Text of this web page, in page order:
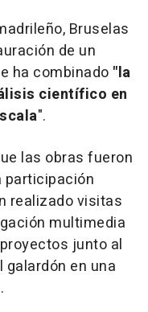
Bruselas
de un
ha combinado "la
científico en
".
las obras fueron
participación
realizado visitas
multimedia
junto al
en una